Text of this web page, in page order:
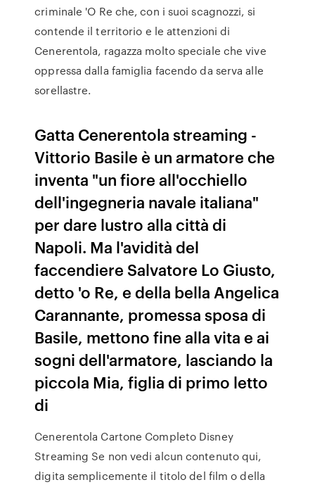
criminale 'O Re che, con i suoi scagnozzi, si
contende il territorio e le attenzioni di
Cenerentola, ragazza molto speciale che vive
oppressa dalla famiglia facendo da serva alle
sorellastre.
Gatta Cenerentola streaming -
Vittorio Basile è un armatore che
inventa "un fiore all'occhiello
dell'ingegneria navale italiana"
per dare lustro alla città di
Napoli. Ma l'avidità del
faccendiere Salvatore Lo Giusto,
detto 'o Re, e della bella Angelica
Carannante, promessa sposa di
Basile, mettono fine alla vita e ai
sogni dell'armatore, lasciando la
piccola Mia, figlia di primo letto
di
Cenerentola Cartone Completo Disney
Streaming Se non vedi alcun contenuto qui,
digita semplicemente il titolo del film o della